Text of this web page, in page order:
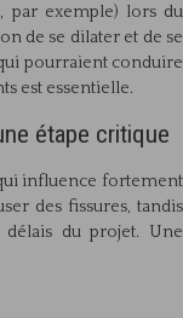
par exemple) lors du
de se dilater et de se
pourraient conduire
est essentielle.
étape critique
influence fortement
des fissures, tandis
délais du projet. Une